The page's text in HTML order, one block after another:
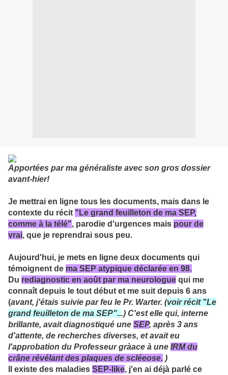
Apportées par ma généraliste avec son gros dossier
avant-hier!
Je mettrai en ligne tous les documents, mais dans le
contexte du récit "Le grand feuilleton de ma SEP,
comme à la télé", parodie d'urgences mais pour de
vrai, que je reprendrai sous peu.
Aujourd'hui, je mets en ligne deux documents qui
témoignent de ma SEP atypique déclarée en 98.
Du rediagnostic en août par ma neurologue qui me
connaît depuis le tout début et me suit depuis 6 ans
(avant, j'étais suivie par feu le Pr. Warter. (voir récit "Le
grand feuilleton de ma SEP"...) C'est elle qui, interne
brillante, avait diagnostiqué une SEP, après 3 ans
d'attente, de recherches diverses, et avait eu
l'approbation du Professeur gràace à une IRM du
crâne révélant des plaques de scléeose. )
Il existe des maladies SEP-like, j'en ai déjà parlé ce